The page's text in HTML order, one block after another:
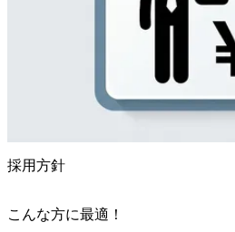
採用方針
こんな方に最適！